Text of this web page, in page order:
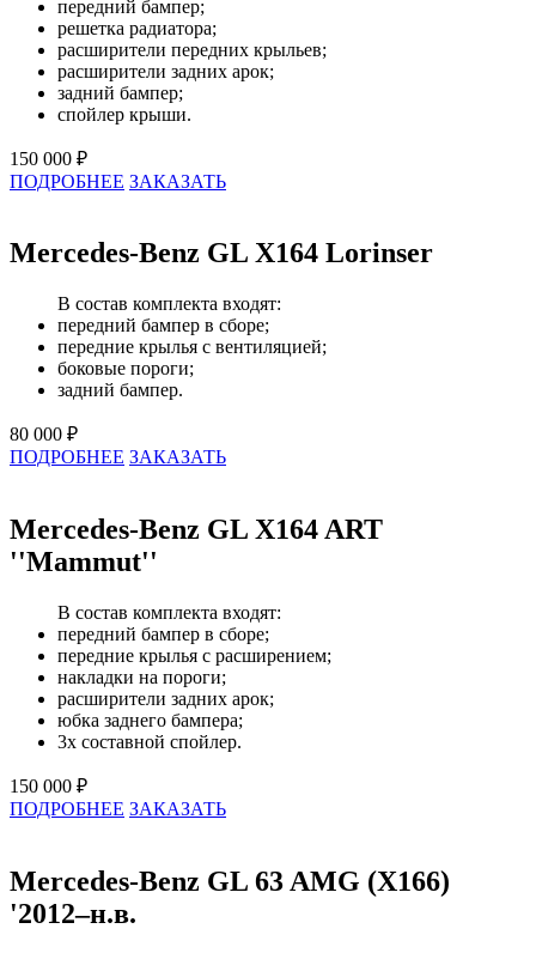
передний бампер;
решетка радиатора;
расширители передних крыльев;
расширители задних арок;
задний бампер;
спойлер крыши.
150 000 ₽
ПОДРОБНЕЕ ЗАКАЗАТЬ
Mercedes-Benz GL X164 Lorinser
В состав комплекта входят:
передний бампер в сборе;
передние крылья с вентиляцией;
боковые пороги;
задний бампер.
80 000 ₽
ПОДРОБНЕЕ ЗАКАЗАТЬ
Mercedes-Benz GL X164 ART
''Mammut''
В состав комплекта входят:
передний бампер в сборе;
передние крылья с расширением;
накладки на пороги;
расширители задних арок;
юбка заднего бампера;
3х составной спойлер.
150 000 ₽
ПОДРОБНЕЕ ЗАКАЗАТЬ
Mercedes-Benz GL 63 AMG (X166)
'2012–н.в.